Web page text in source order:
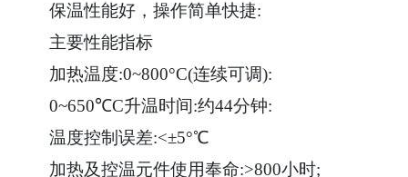
保温性能好，操作简单快捷:
主要性能指标
加热温度:0~800°C(连续可调):
0~650℃C升温时间:约44分钟:
温度控制误差:<±5°℃
加热及控温元件使用奉命:>800小时;